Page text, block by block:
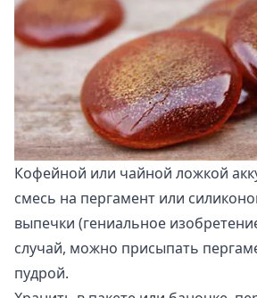
Кофейной или чайной ложкой
смесь на пергамент или
выпечки (гениальное
случай, можно присыпать
пудрой.